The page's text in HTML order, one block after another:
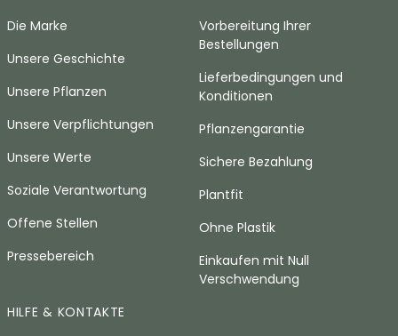
Die Marke
Unsere Geschichte
Unsere Pflanzen
Unsere Verpflichtungen
Unsere Werte
Soziale Verantwortung
Offene Stellen
Pressebereich
Vorbereitung Ihrer
Bestellungen
Lieferbedingungen und
Konditionen
Pflanzengarantie
Sichere Bezahlung
Plantfit
Ohne Plastik
Einkaufen mit Null
Verschwendung
HILFE & KONTAKTE